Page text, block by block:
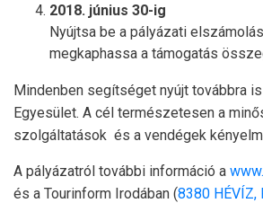
2018. június 30-ig
Nyújtsa be a pályázati
megkaphassa a támogatás
Mindenben segítséget nyújt továbbra
Egyesület. A cél természetesen a
szolgáltatások és a vendégek
A pályázatról további információ a
és a Tourinform Irodában (8380 HÉVÍZ,